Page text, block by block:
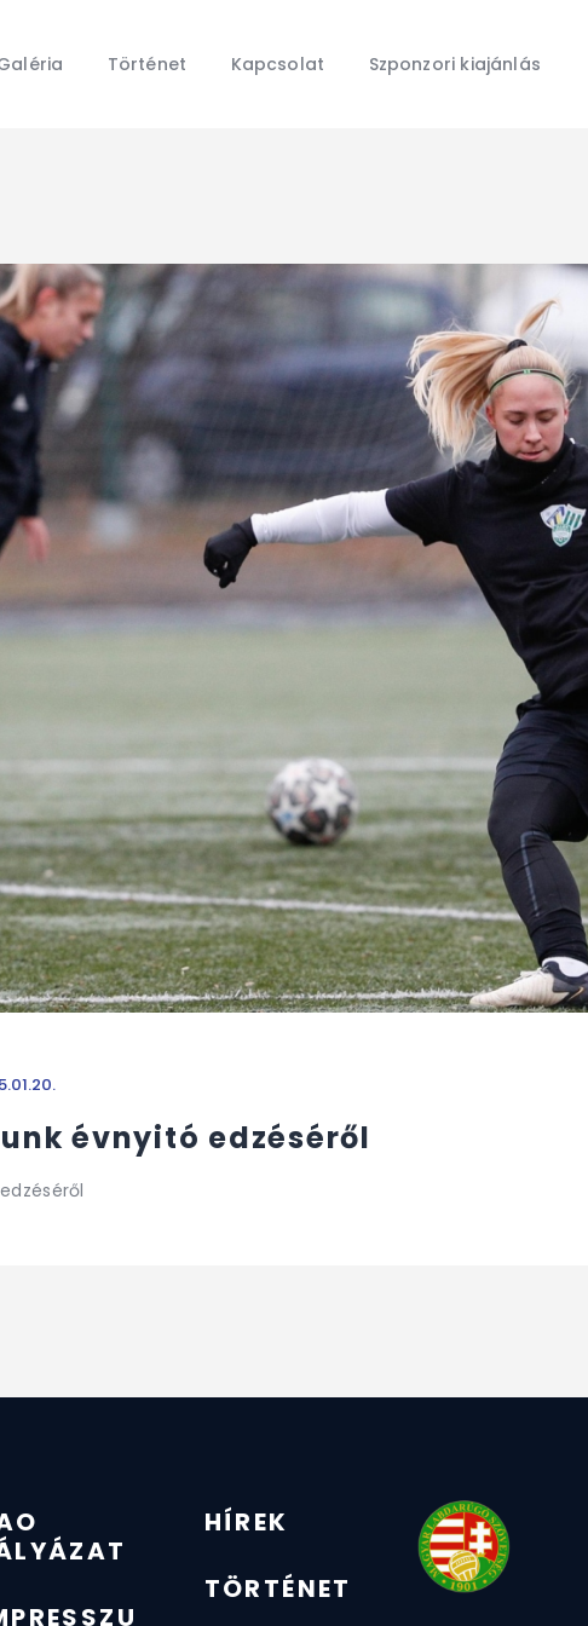
Történet Kapcsolat Szponzori kiajánlás
Hírek
évnyitó edzéséről
HÍREK
TÖRTÉNET